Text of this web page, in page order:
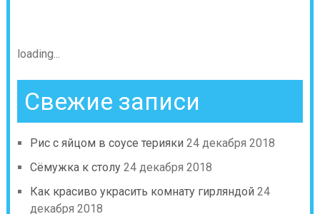
loading...
Свежие записи
Рис с яйцом в соусе терияки 24 декабря 2018
Сёмужка к столу 24 декабря 2018
Как красиво украсить комнату гирляндой 24
декабря 2018